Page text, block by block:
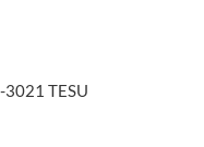
3021 TESU